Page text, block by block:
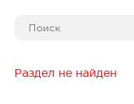
Раздел не найден